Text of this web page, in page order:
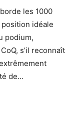
les 1000
idéale
podium,
s’il reconnaît
de…